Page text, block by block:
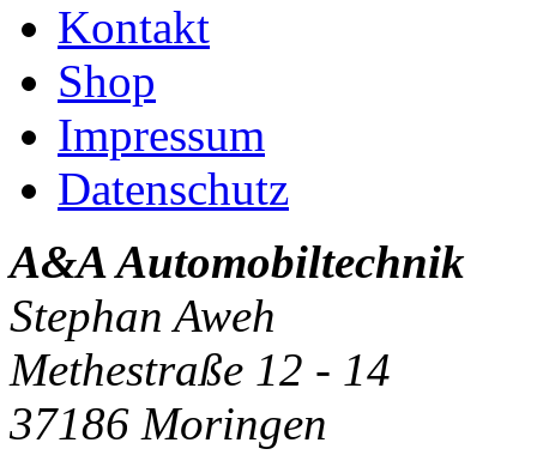
Kontakt
Shop
Impressum
Datenschutz
A&A Automobiltechnik
Stephan Aweh
Methestraße 12 - 14
37186 Moringen